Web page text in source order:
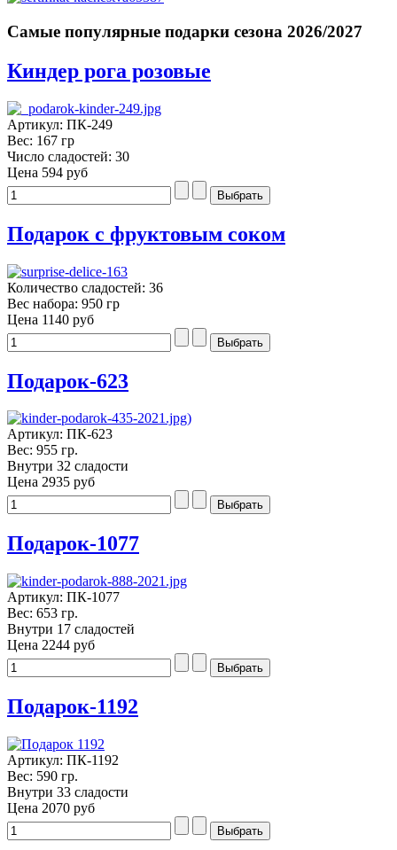
Самые популярные подарки сезона 2026/2027
Киндер рога розовые
Артикул: ПК-249
Вес: 167 гр
Число сладостей: 30
Цена 594 руб
Подарок с фруктовым соком
Количество сладостей: 36
Вес набора: 950 гр
Цена 1140 руб
Подарок-623
Артикул: ПК-623
Вес: 955 гр.
Внутри 32 сладости
Цена 2935 руб
Подарок-1077
Артикул: ПК-1077
Вес: 653 гр.
Внутри 17 сладостей
Цена 2244 руб
Подарок-1192
Артикул: ПК-1192
Вес: 590 гр.
Внутри 33 сладости
Цена 2070 руб